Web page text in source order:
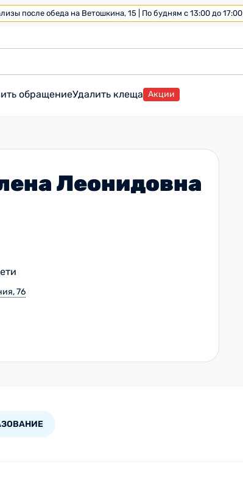
после обеда на Ветошкина, 15 | По будням с 13:00 до 17:00
обращениеУдалить клеща Акции
Леонидовна
76